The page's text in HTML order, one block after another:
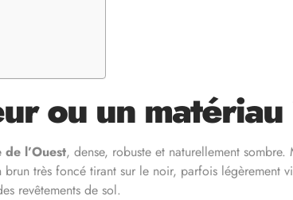
ou un
l’Ouest, dense, robuste et naturellement sombre.
brun très foncé tirant sur le noir, parfois légèrement
revêtements de sol.